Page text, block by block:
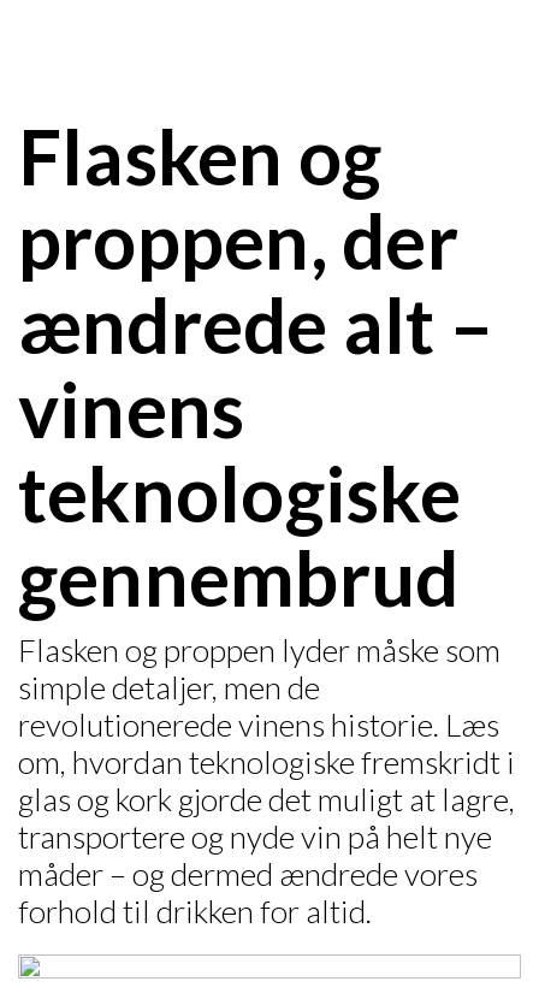
Flasken og
proppen, der
ændrede alt –
vinens
teknologiske
gennembrud
Flasken og proppen lyder måske som
simple detaljer, men de
revolutionerede vinens historie. Læs
om, hvordan teknologiske fremskridt i
glas og kork gjorde det muligt at lagre,
transportere og nyde vin på helt nye
måder – og dermed ændrede vores
forhold til drikken for altid.